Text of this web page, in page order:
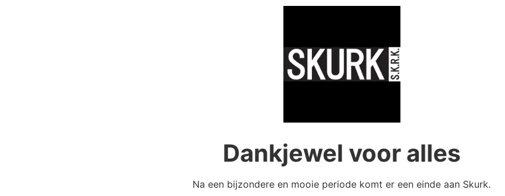
Dankjewel voor alles
Na een bijzondere en mooie periode komt er een einde aan Skurk.